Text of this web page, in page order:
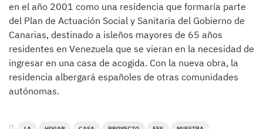
en el año 2001 como una residencia que formaría parte
del Plan de Actuación Social y Sanitaria del Gobierno de
Canarias, destinado a isleños mayores de 65 años
residentes en Venezuela que se vieran en la necesidad de
ingresar en una casa de acogida. Con la nueva obra, la
residencia albergará españoles de otras comunidades
autónomas.